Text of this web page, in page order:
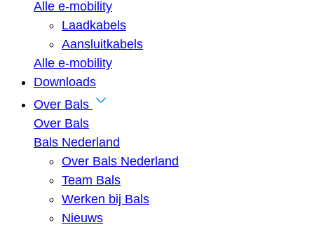
Alle e-mobility
Laadkabels
Aansluitkabels
Alle e-mobility
Downloads
Over Bals
Over Bals
Bals Nederland
Over Bals Nederland
Team Bals
Werken bij Bals
Nieuws